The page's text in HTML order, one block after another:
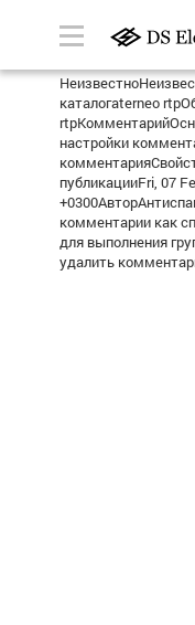
каталогаterneo
настройки
публикацииFri, 07
комментарии как
для выполнения
удалить